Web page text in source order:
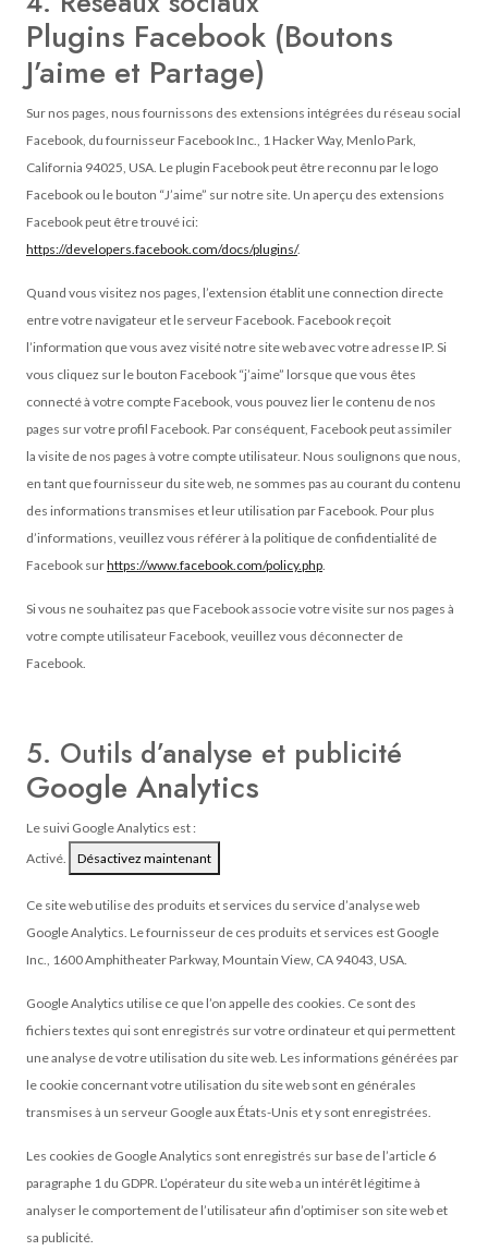
Plugins Facebook (Boutons
J’aime et Partage)
Sur nos pages, nous fournissons des extensions intégrées du réseau social
Facebook, du fournisseur Facebook Inc., 1 Hacker Way, Menlo Park,
California 94025, USA. Le plugin Facebook peut être reconnu par le logo
Facebook ou le bouton “J’aime” sur notre site. Un aperçu des extensions
Facebook peut être trouvé ici:
https://developers.facebook.com/docs/plugins/.
Quand vous visitez nos pages, l’extension établit une connection directe
entre votre navigateur et le serveur Facebook. Facebook reçoit
l’information que vous avez visité notre site web avec votre adresse IP. Si
vous cliquez sur le bouton Facebook “j’aime” lorsque que vous êtes
connecté à votre compte Facebook, vous pouvez lier le contenu de nos
pages sur votre profil Facebook. Par conséquent, Facebook peut assimiler
la visite de nos pages à votre compte utilisateur. Nous soulignons que nous,
en tant que fournisseur du site web, ne sommes pas au courant du contenu
des informations transmises et leur utilisation par Facebook. Pour plus
d’informations, veuillez vous référer à la politique de confidentialité de
Facebook surhttps://www.facebook.com/policy.php.
Si vous ne souhaitez pas que Facebook associe votre visite sur nos pages à
votre compte utilisateur Facebook, veuillez vous déconnecter de
Facebook.
5. Outils d’analyse et publicité
Google Analytics
Le suivi Google Analytics est :
Activé.
Désactivez maintenant
Ce site web utilise des produits et services du service d’analyse web
Google Analytics. Le fournisseur de ces produits et services est Google
Inc., 1600 Amphitheater Parkway, Mountain View, CA 94043, USA.
Google Analytics utilise ce que l’on appelle des cookies. Ce sont des
fichiers textes qui sont enregistrés sur votre ordinateur et qui permettent
une analyse de votre utilisation du site web. Les informations générées par
le cookie concernant votre utilisation du site web sont en générales
transmises à un serveur Google aux États-Unis et y sont enregistrées.
Les cookies de Google Analytics sont enregistrés sur base de l’article 6
paragraphe 1 du GDPR. L’opérateur du site web a un intérêt légitime à
analyser le comportement de l’utilisateur afin d’optimiser son site web et
sa publicité.